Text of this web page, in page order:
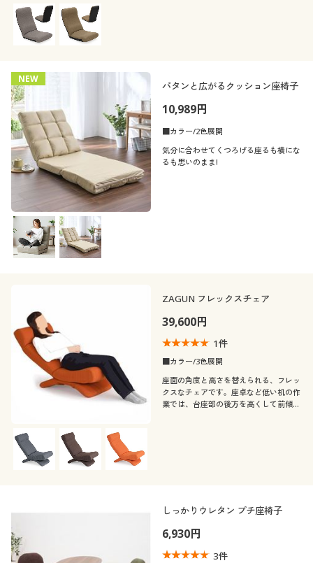
NEW
パタンと広がるクッション座椅子
10,989円
■カラー/2色展開
気分に合わせてくつろげる座るも横にな
るも思いのまま!
ZAGUN フレックスチェア
39,600円
1件
■カラー/3色展開
座面の角度と高さを替えられる、フレッ
クスなチェアです。座卓など低い机の作
業では、台座部の後方を高くして前傾姿
しっかりウレタン プチ座椅子
6,930円
3件